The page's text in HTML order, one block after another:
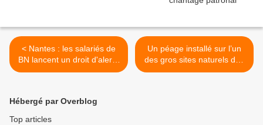
< Nantes : les salariés de
BN lancent un droit d'alerte
car Carrefour ne veut plus
Un péage installé sur l’un
des gros sites naturels des
Pyrénées : il va falloir payer
Hébergé par Overblog
Top articles